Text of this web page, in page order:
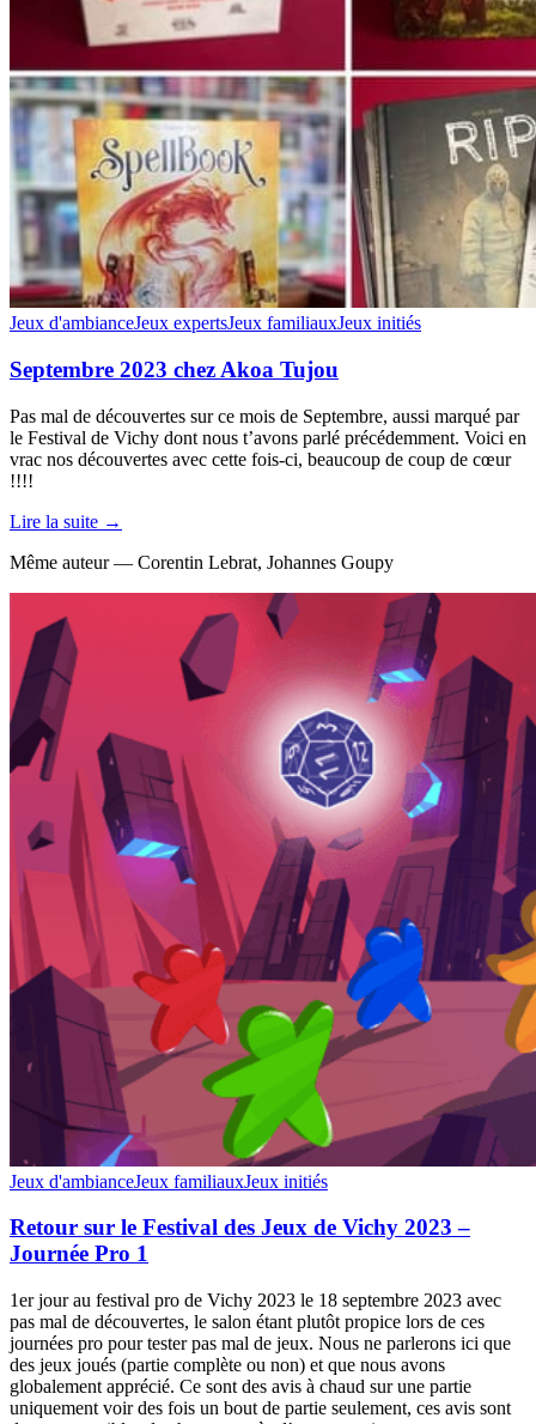
Jeux d'ambianceJeux expertsJeux familiauxJeux initiés
Septembre 2023 chez Akoa Tujou
Pas mal de découvertes sur ce mois de Septembre, aussi marqué par
le Festival de Vichy dont nous t’avons parlé précédemment. Voici en
vrac nos découvertes avec cette fois-ci, beaucoup de coup de cœur
!!!!
Lire la suite →
Même auteur — Corentin Lebrat, Johannes Goupy
Jeux d'ambianceJeux familiauxJeux initiés
Retour sur le Festival des Jeux de Vichy 2023 –
Journée Pro 1
1er jour au festival pro de Vichy 2023 le 18 septembre 2023 avec
pas mal de découvertes, le salon étant plutôt propice lors de ces
journées pro pour tester pas mal de jeux. Nous ne parlerons ici que
des jeux joués (partie complète ou non) et que nous avons
globalement apprécié. Ce sont des avis à chaud sur une partie
uniquement voir des fois un bout de partie seulement, ces avis sont